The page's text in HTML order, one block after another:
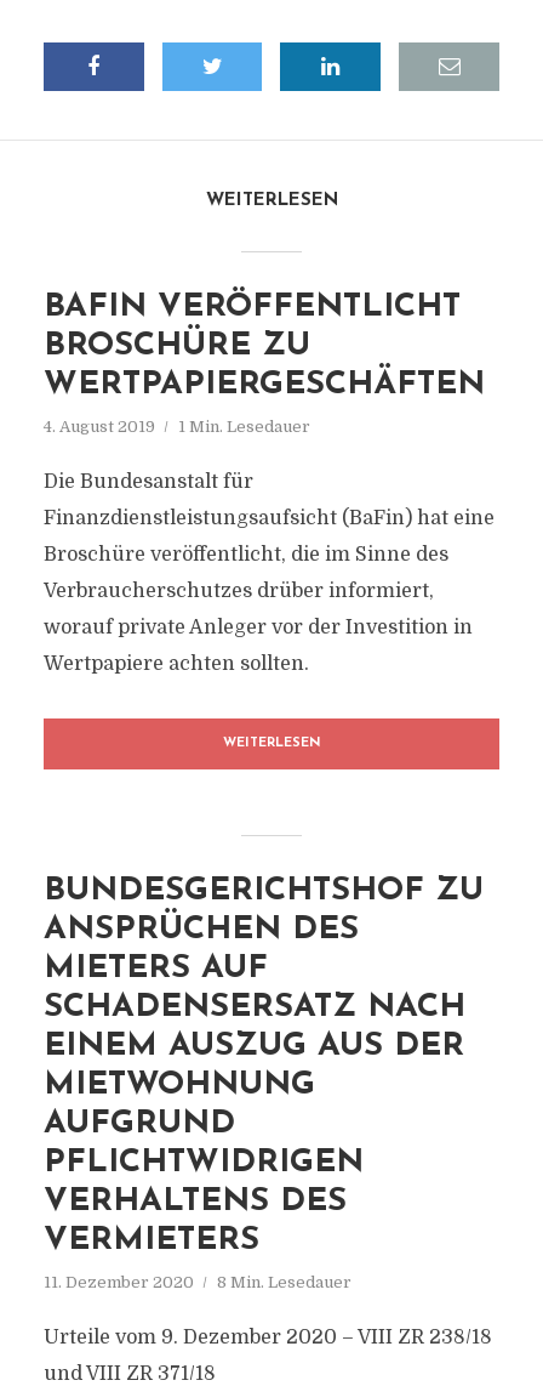
WEITERLESEN
BAFIN VERÖFFENTLICHT
BROSCHÜRE ZU
WERTPAPIERGESCHÄFTEN
4. August 2019 1 Min. Lesedauer
Die Bundesanstalt für
Finanzdienstleistungsaufsicht (BaFin) hat eine
Broschüre veröffentlicht, die im Sinne des
Verbraucherschutzes drüber informiert,
worauf private Anleger vor der Investition in
Wertpapiere achten sollten.
WEITERLESEN
BUNDESGERICHTSHOF ZU
ANSPRÜCHEN DES
MIETERS AUF
SCHADENSERSATZ NACH
EINEM AUSZUG AUS DER
MIETWOHNUNG
AUFGRUND
PFLICHTWIDRIGEN
VERHALTENS DES
VERMIETERS
11. Dezember 2020 8 Min. Lesedauer
Urteile vom 9. Dezember 2020 – VIII ZR 238/18
und VIII ZR 371/18